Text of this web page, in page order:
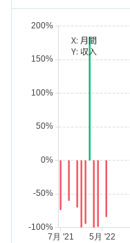
X: 月間
Y: 収入